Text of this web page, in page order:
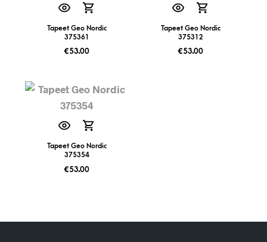
Tapeet Geo Nordic
375361
€53.00
Tapeet Geo Nordic
375312
€53.00
Tapeet Geo Nordic
375354
€53.00